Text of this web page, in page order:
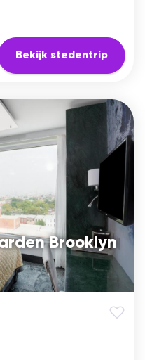
Bekijk stedentrip
Brooklyn